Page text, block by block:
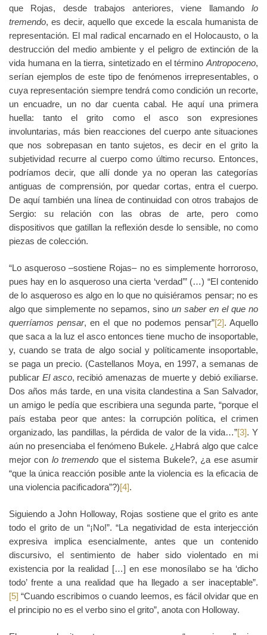
que Rojas, desde trabajos anteriores, viene llamando lo
tremendo, es decir, aquello que excede la escala humanista de
representación. El mal radical encarnado en el Holocausto, o la
destrucción del medio ambiente y el peligro de extinción de la
vida humana en la tierra, sintetizado en el término Antropoceno,
serían ejemplos de este tipo de fenómenos irrepresentables, o
cuya representación siempre tendrá como condición un recorte,
un encuadre, un no dar cuenta cabal. He aquí una primera
huella: tanto el grito como el asco son expresiones
involuntarias, más bien reacciones del cuerpo ante situaciones
que nos sobrepasan en tanto sujetos, es decir en el grito la
subjetividad recurre al cuerpo como último recurso. Entonces,
podríamos decir, que allí donde ya no operan las categorías
antiguas de comprensión, por quedar cortas, entra el cuerpo.
De aquí también una línea de continuidad con otros trabajos de
Sergio: su relación con las obras de arte, pero como
dispositivos que gatillan la reflexión desde lo sensible, no como
piezas de colección.
“Lo asqueroso ‒sostiene Rojas‒ no es simplemente horroroso,
pues hay en lo asqueroso una cierta ‘verdad’” (…) “El contenido
de lo asqueroso es algo en lo que no quisiéramos pensar; no es
algo que simplemente no sepamos, sino un saber en el que no
querríamos pensar, en el que no podemos pensar”[2]. Aquello
que saca a la luz el asco entonces tiene mucho de insoportable,
y, cuando se trata de algo social y políticamente insoportable,
se paga un precio. (Castellanos Moya, en 1997, a semanas de
publicar El asco, recibió amenazas de muerte y debió exiliarse.
Dos años más tarde, en una visita clandestina a San Salvador,
un amigo le pedía que escribiera una segunda parte, “porque el
país estaba peor que antes: la corrupción política, el crimen
organizado, las pandillas, la pérdida de valor de la vida…”[3]. Y
aún no presenciaba el fenómeno Bukele. ¿Habrá algo que calce
mejor con lo tremendo que el sistema Bukele?, ¿a ese asumir
“que la única reacción posible ante la violencia es la eficacia de
una violencia pacificadora”?)[4].
Siguiendo a John Holloway, Rojas sostiene que el grito es ante
todo el grito de un “¡No!”. “La negatividad de esta interjección
expresiva implica esencialmente, antes que un contenido
discursivo, el sentimiento de haber sido violentado en mi
existencia por la realidad […] en ese monosílabo se ha ‘dicho
todo’ frente a una realidad que ha llegado a ser inaceptable”.
[5] “Cuando escribimos o cuando leemos, es fácil olvidar que en
el principio no es el verbo sino el grito”, anota con Holloway.